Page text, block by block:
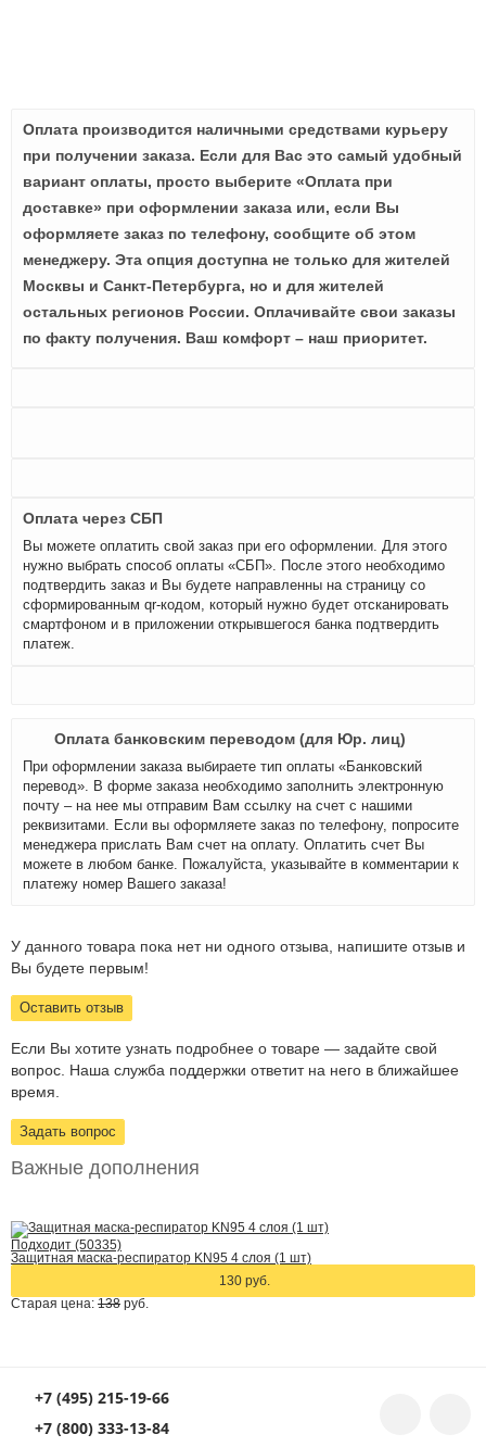
Оплата производится наличными средствами курьеру
при получении заказа. Если для Вас это самый удобный
вариант оплаты, просто выберите «Оплата при
доставке» при оформлении заказа или, если Вы
оформляете заказ по телефону, сообщите об этом
менеджеру. Эта опция доступна не только для жителей
Москвы и Санкт-Петербурга, но и для жителей
остальных регионов России. Оплачивайте свои заказы
по факту получения. Ваш комфорт – наш приоритет.
Оплата через СБП
Вы можете оплатить свой заказ при его оформлении. Для этого
нужно выбрать способ оплаты «СБП». После этого необходимо
подтвердить заказ и Вы будете направленны на страницу со
сформированным qr-кодом, который нужно будет отсканировать
смартфоном и в приложении открывшегося банка подтвердить
платеж.
Оплата банковским переводом (для Юр. лиц)
При оформлении заказа выбираете тип оплаты «Банковский
перевод». В форме заказа необходимо заполнить электронную
почту – на нее мы отправим Вам ссылку на счет с нашими
реквизитами. Если вы оформляете заказ по телефону, попросите
менеджера прислать Вам счет на оплату. Оплатить счет Вы
можете в любом банке. Пожалуйста, указывайте в комментарии к
платежу номер Вашего заказа!
У данного товара пока нет ни одного отзыва, напишите отзыв и
Вы будете первым!
Оставить отзыв
Если Вы хотите узнать подробнее о товаре — задайте свой
вопрос. Наша служба поддержки ответит на него в ближайшее
время.
Задать вопрос
Важные дополнения
Подходит (50335)
Защитная маска-респиратор KN95 4 слоя (1 шт)
130 руб.
Старая цена: 138 руб.
+7 (495) 215-19-66
+7 (800) 333-13-84